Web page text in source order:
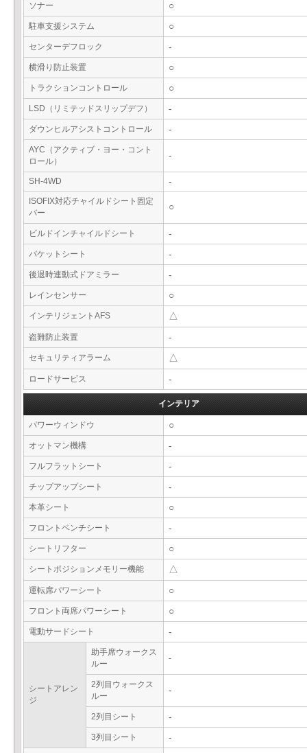
ソナー ○
駐車支援システム ○
センターデフロック -
横滑り防止装置 ○
トラクションコントロール ○
LSD（リミテッドスリップデフ） -
ダウンヒルアシストコントロール -
AYC（アクティブ・ヨー・コント
ロール）
-
SH-4WD -
ISOFIX対応チャイルドシート固定
バー
○
ビルドインチャイルドシート -
バケットシート -
後退時連動式ドアミラー -
レインセンサー ○
インテリジェントAFS △
盗難防止装置 -
セキュリティアラーム △
ロードサービス -
インテリア
パワーウィンドウ ○
オットマン機構 -
フルフラットシート -
チップアップシート -
本革シート ○
フロントベンチシート -
シートリフター ○
シートポジションメモリー機能 △
運転席パワーシート ○
フロント両席パワーシート ○
電動サードシート -
シートアレン
ジ
助手席ウォークス
ルー
-
2列目ウォークス
ルー
-
2列目シート -
3列目シート -